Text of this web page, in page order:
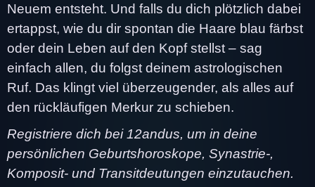
Neuem entsteht. Und falls du dich plötzlich dabei
ertappst, wie du dir spontan die Haare blau färbst
oder dein Leben auf den Kopf stellst – sag
einfach allen, du folgst deinem astrologischen
Ruf. Das klingt viel überzeugender, als alles auf
den rückläufigen Merkur zu schieben.
Registriere dich bei 12andus, um in deine
persönlichen Geburtshoroskope, Synastrie-,
Komposit- und Transitdeutungen einzutauchen.